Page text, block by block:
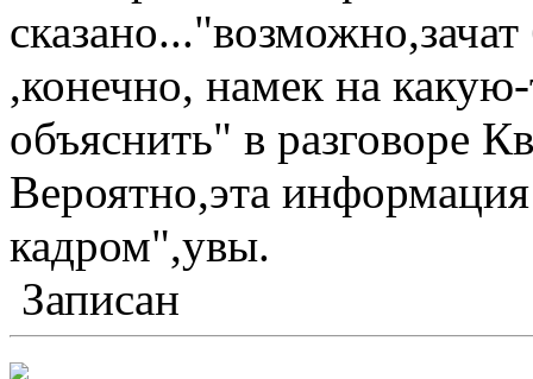
,конечно, намек на
объяснить" в разговоре
Вероятно,эта информация
кадром",увы.
Записан